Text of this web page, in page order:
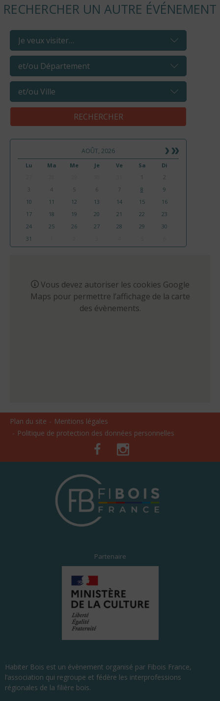
RECHERCHER UN AUTRE ÉVÉNEMENT
AOÛT, 2026
Lu Ma Me Je Ve Sa
Di
1
2
3
4 5 6 7 8
9
10
11 12 13 14 15
16
17
18 19 20 21 22
23
24
25 26 27 28 29
30
31
Vous devez autoriser les cookies Google
Maps pour permettre l’affichage de la carte
des évènements.
Plan du site
Mentions légales
Politique de protection des données personnelles
Facebook
Partenaire
Habiter Bois est un évènement organisé par Fibois France,
l’association qui regroupe et fédère les interprofessions
régionales de la filière bois.